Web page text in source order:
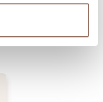
Dienste